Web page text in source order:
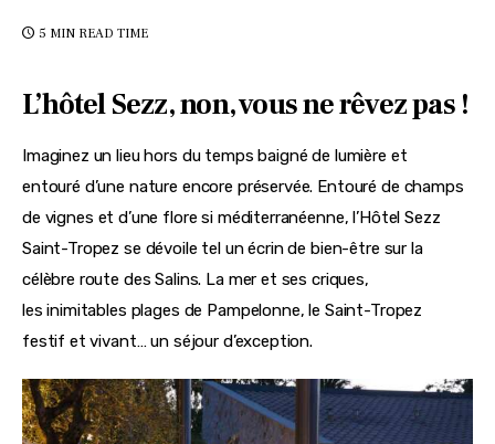
5 MIN READ TIME
L’hôtel Sezz, non, vous ne rêvez pas !
Imaginez un lieu hors du temps baigné de lumière et
entouré d’une nature encore préservée. Entouré de champs
de vignes et d’une flore si méditerranéenne, l’Hôtel Sezz
Saint-Tropez se dévoile tel un écrin de bien-être sur la
célèbre route des Salins. La mer et ses criques,
les inimitables plages de Pampelonne, le Saint-Tropez
festif et vivant… un séjour d’exception.